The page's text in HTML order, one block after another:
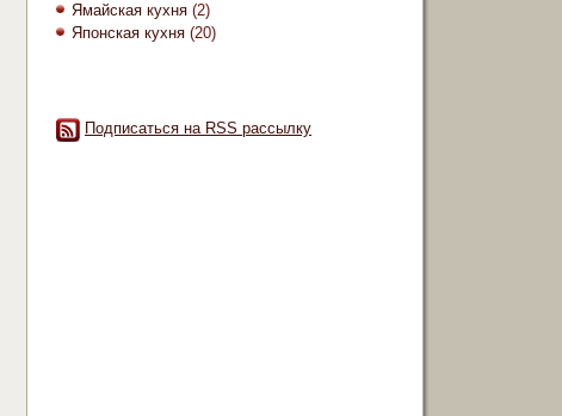
Ямайская кухня (2)
Японская кухня (20)
Подписаться на RSS рассылку